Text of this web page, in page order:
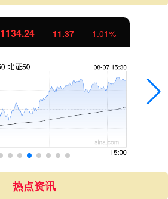
1134.24 11.37 1.01%
热点资讯